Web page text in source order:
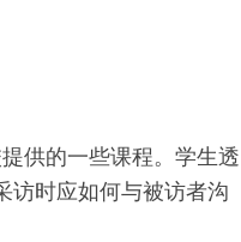
供的一些课程。学生透
访时应如何与被访者沟